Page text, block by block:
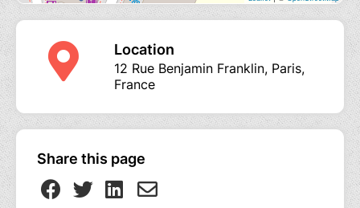
Location
12 Rue Benjamin Franklin, Paris,
France
Share this page